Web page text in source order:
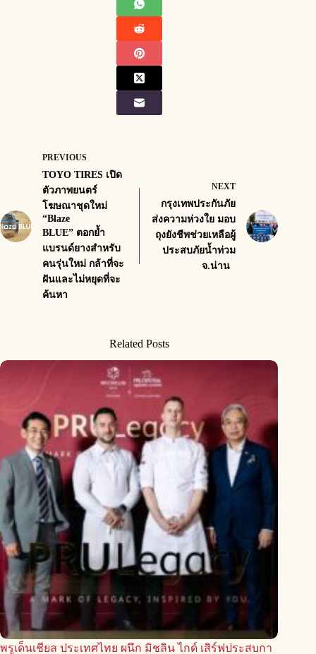
PREVIOUS
TOYO TIRES เปิด
ตัวภาพยนตร์
โฆษณาชุดใหม่
“Blaze
BLUE” ตอกย้ำ
แบรนด์ยางสำหรับ
คนรุ่นใหม่ กล้าที่จะ
ฝันและไม่หยุดที่จะ
ค้นหา
NEXT
กรุงเทพประกันภัย
ส่งความห่วงใย มอบ
ถุงยังชีพช่วยเหลือผู้
ประสบภัยน้ำท่วม
จ.น่าน
Related Posts
พรูเด็นเชียล ประเทศไทย ผนึก มิชลิน ไกด์ เสิร์ฟประสบกา